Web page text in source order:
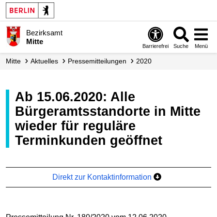
Bezirksamt
Mitte
Barrierefrei Suche Menü
Mitte Aktuelles Presse­mitteilungen 2020
Ab 15.06.2020: Alle
Bürgeramtsstandorte in Mitte
wieder für reguläre
Terminkunden geöffnet
Direkt zur Kontaktinformation